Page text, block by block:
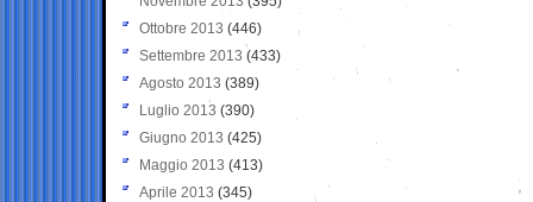
Ottobre 2013 (446)
Settembre 2013 (433)
Agosto 2013 (389)
Luglio 2013 (390)
Giugno 2013 (425)
Maggio 2013 (413)
Aprile 2013 (345)